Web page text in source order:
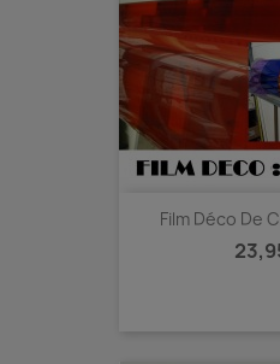
Film Déco De
Prix